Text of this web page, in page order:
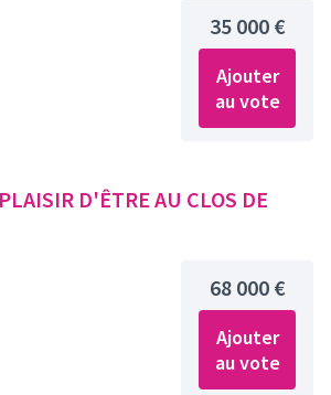
35 000 €
Ajouter
au vote
D'ÊTRE AU CLOS DE
68 000 €
Ajouter
au vote